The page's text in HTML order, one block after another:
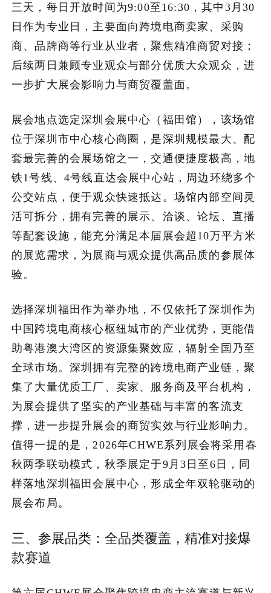
三天，每日开放时间为9:00至16:30，其中3月30
日作为专业日，主要面向跨境电商卖家、采购
商、品牌商等行业从业者，聚焦精准商贸对接；
后续两日兼顾专业观众与部分优质大众观众，进
一步扩大展会影响力与商贸覆盖面。
展会地点选定深圳会展中心（福田馆），该场馆
位于深圳市中心核心商圈，是深圳规模最大、配
套最完善的会展场馆之一，交通便捷度极高，地
铁1号线、4号线直达会展中心站，周边环绕多个
公交站点，便于观众快速抵达。场馆内部空间灵
活可拆分，拥有完善的展示、洽谈、论坛、直播
等配套设施，能充分满足本届展会超10万平方米
的展览需求，为展商与观众提供高品质的参展体
验。
选择深圳福田作为举办地，不仅依托了深圳作为
中国跨境电商核心枢纽城市的产业优势，更能借
助粤港澳大湾区的资源集聚效应，辐射全国乃至
全球市场。深圳拥有完整的跨境电商产业链，聚
集了大量优质工厂、卖家、服务商及平台机构，
为展会提供了坚实的产业基础与丰富的客流支
撑，进一步提升展会的商贸实效与行业影响力。
值得一提的是，2026年CHWE系列展会将采用春
秋两季联动模式，秋季展定于9月3日至6日，同
样落地深圳福田会展中心，形成全年双轮驱动的
展会布局。
三、参展品类：全品类覆盖，精准对接爆
款赛道